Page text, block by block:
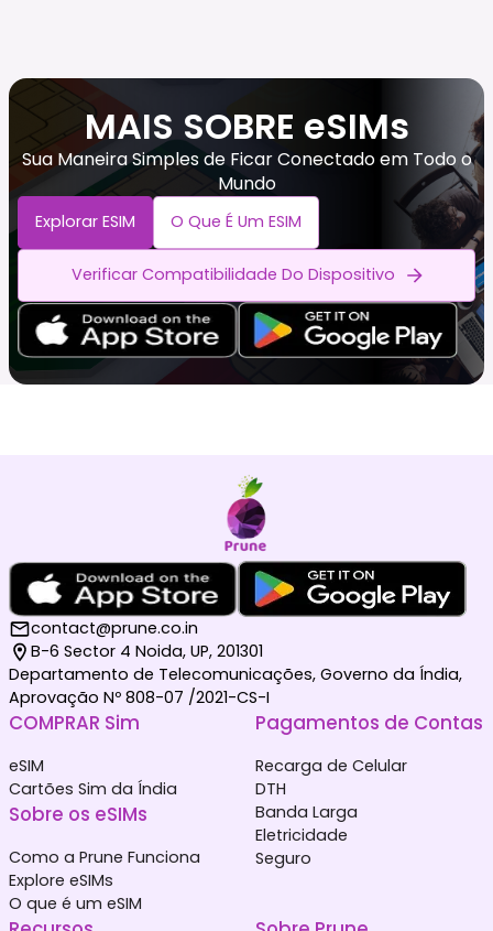
MAIS SOBRE eSIMs
Sua Maneira Simples de Ficar Conectado em Todo o
Mundo
Explorar ESIM O Que É Um ESIM
Verificar Compatibilidade Do Dispositivo
contact@prune.co.in
B-6 Sector 4 Noida, UP, 201301
Departamento de Telecomunicações, Governo da Índia,
Aprovação Nº 808-07 /2021-CS-I
COMPRAR Sim
eSIM
Cartões Sim da Índia
Sobre os eSIMs
Como a Prune Funciona
Explore eSIMs
O que é um eSIM
Pagamentos de Contas
Recarga de Celular
DTH
Banda Larga
Eletricidade
Seguro